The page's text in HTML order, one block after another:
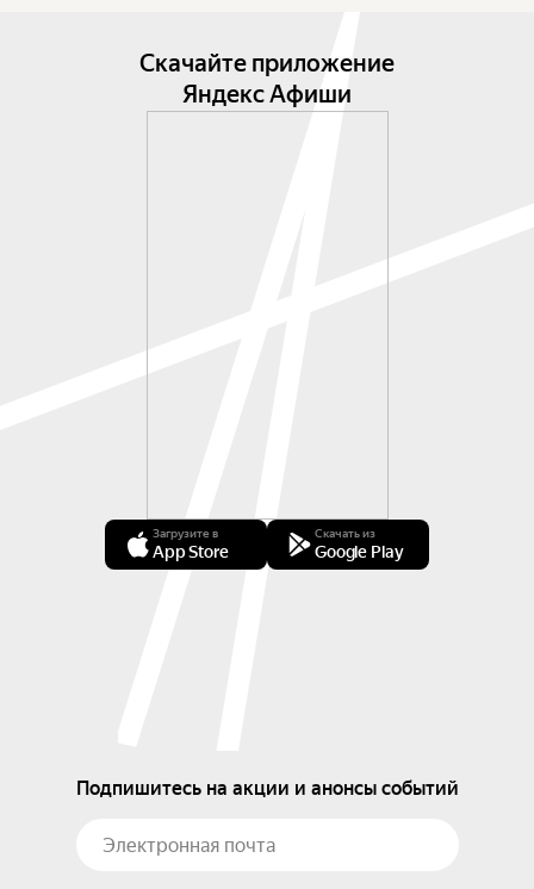
Скачайте приложение
Яндекс Афиши
Загрузите в
App Store
Скачать из
Google Play
Подпишитесь на акции и анонсы событий